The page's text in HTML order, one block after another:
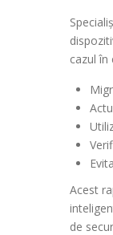
cazul
Acest
de